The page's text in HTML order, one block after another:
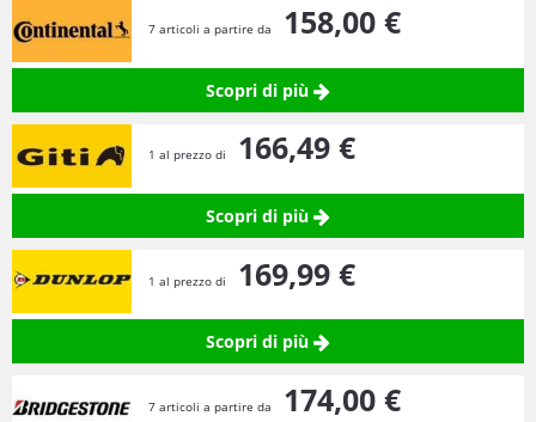
7 articoli a partire da 158,00 €
Scopri di più
1 al prezzo di 166,49 €
Scopri di più
1 al prezzo di 169,99 €
Scopri di più
7 articoli a partire da 174,00 €